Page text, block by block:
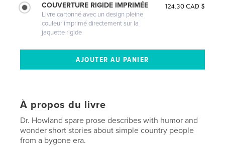
COUVERTURE RIGIDE IMPRIMÉE
Livre cartonné avec un design pleine
couleur imprimé directement sur la
jaquette rigide
124.30 CAD $
À propos du livre
Dr. Howland spare prose describes with humor and
wonder short stories about simple country people
from a bygone era.